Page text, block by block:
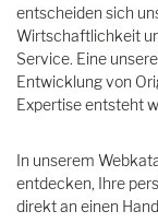
entscheiden sich
Wirtschaftlichkeit
Service. Eine
Entwicklung von
Expertise entsteht
In unserem
entdecken, Ihre
direkt an einen